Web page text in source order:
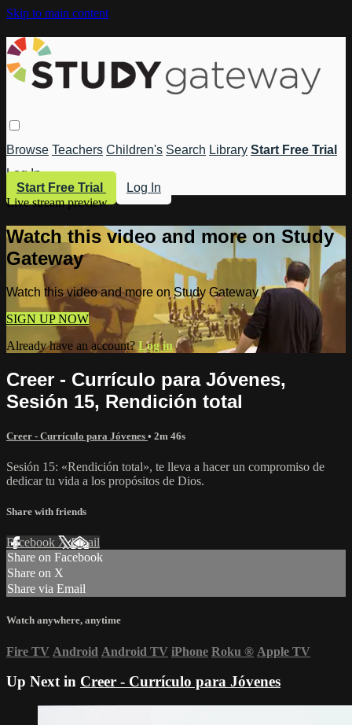
Skip to main content
Browse Teachers Children's Search Library Start Free Trial
Log In
Start Free Trial
Log In
Live stream preview
Watch this video and more on Study
Gateway
Watch this video and more on Study Gateway
SIGN UP NOW
Already have an account? Log in
Creer - Currículo para Jóvenes,
Sesión 15, Rendición total
Creer - Currículo para Jóvenes • 2m 46s
Sesión 15: «Rendición total», te lleva a hacer un compromiso de
dedicar tu vida a los propósitos de Dios.
Share with friends
Facebook XEmail
Share on Facebook
Share on X
Share via Email
Watch anywhere, anytime
Fire TV Android Android TV iPhone Roku ® Apple TV
Up Next in Creer - Currículo para Jóvenes